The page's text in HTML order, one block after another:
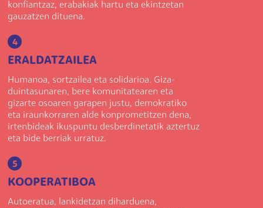
konfiantzaz, erabakiak hartu eta ekintzetan
gauzatzen dituena.
4
ERALDATZAILEA
Humanoa, sortzailea eta solidarioa. Giza-
duintasunaren, bere komunitatearen eta
gizarte osoaren garapen justu, demokratiko
eta iraunkorraren alde konprometitzen dena,
irtenbideak ikuspuntu desberdinetatik aztertuz
eta bide berriak urratuz.
5
KOOPERATIBOA
Autoeratua, lankidetzan diharduena,